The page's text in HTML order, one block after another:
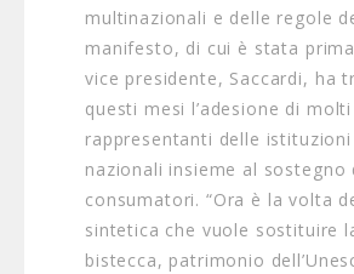
multinazionali e delle regole
manifesto, di cui è stata
vice presidente, Saccardi, ha
questi mesi l’adesione di molti
rappresentanti delle
nazionali insieme al sostegno
consumatori. “Ora è la volta
sintetica che vuole sostituire
bistecca, patrimonio